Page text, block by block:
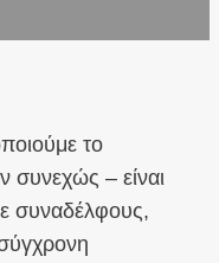
το
συνεχώς – είναι
συναδέλφους,